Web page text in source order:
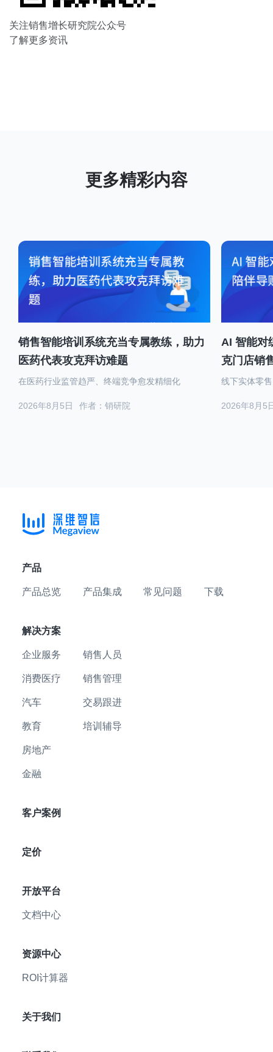
关注销售增长研究院公众号
了解更多资讯
销售智能培训系统充当专属教练，助力
医药代表攻克拜访难题
作者：销研院
2026年8月5日
在医药行业监管趋严、终端竞争愈发精细化
AI 智能对
克门店销
2026年8月5
线下实体零
产品
产品总览 产品集成 常见问题 下载
解决方案
企业服务
消费医疗
汽车
教育
房地产
金融
销售人员
销售管理
交易跟进
培训辅导
客户案例
定价
开放平台
文档中心
资源中心
ROI计算器
关于我们